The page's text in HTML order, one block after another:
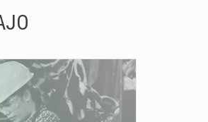
for a Prosperous America (CPA)
el 17.8 % de las empresas en México
la suspensión temporal de las